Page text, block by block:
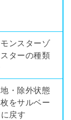
ンスターゾ
ターの種類
・除外状態
をサルベー
戻す